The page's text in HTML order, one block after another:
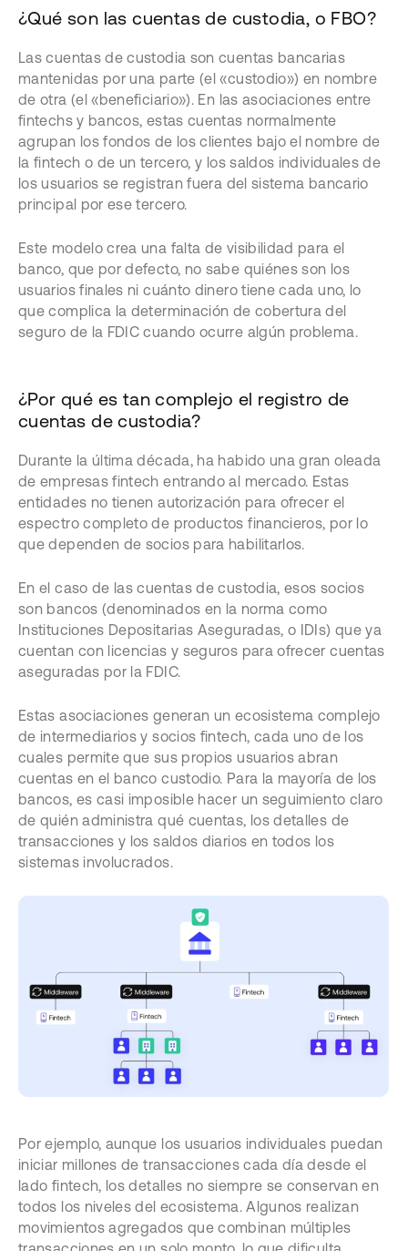
¿Qué son las cuentas de custodia, o FBO?
Las cuentas de custodia son cuentas bancarias
mantenidas por una parte (el «custodio») en nombre
de otra (el «beneficiario»). En las asociaciones entre
fintechs y bancos, estas cuentas normalmente
agrupan los fondos de los clientes bajo el nombre de
la fintech o de un tercero, y los saldos individuales de
los usuarios se registran fuera del sistema bancario
principal por ese tercero.
Este modelo crea una falta de visibilidad para el
banco, que por defecto, no sabe quiénes son los
usuarios finales ni cuánto dinero tiene cada uno, lo
que complica la determinación de cobertura del
seguro de la FDIC cuando ocurre algún problema.
¿Por qué es tan complejo el registro de
cuentas de custodia?
Durante la última década, ha habido una gran oleada
de empresas fintech entrando al mercado. Estas
entidades no tienen autorización para ofrecer el
espectro completo de productos financieros, por lo
que dependen de socios para habilitarlos.
En el caso de las cuentas de custodia, esos socios
son bancos (denominados en la norma como
Instituciones Depositarias Aseguradas, o IDIs) que ya
cuentan con licencias y seguros para ofrecer cuentas
aseguradas por la FDIC.
Estas asociaciones generan un ecosistema complejo
de intermediarios y socios fintech, cada uno de los
cuales permite que sus propios usuarios abran
cuentas en el banco custodio. Para la mayoría de los
bancos, es casi imposible hacer un seguimiento claro
de quién administra qué cuentas, los detalles de
transacciones y los saldos diarios en todos los
sistemas involucrados.
Por ejemplo, aunque los usuarios individuales puedan
iniciar millones de transacciones cada día desde el
lado fintech, los detalles no siempre se conservan en
todos los niveles del ecosistema. Algunos realizan
movimientos agregados que combinan múltiples